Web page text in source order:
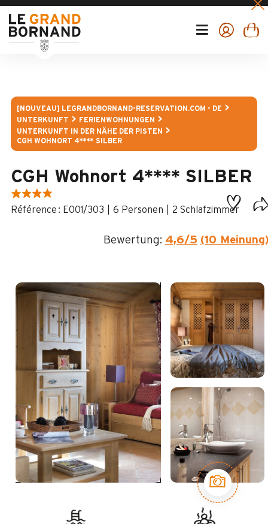
[NOUVEAU] LEGRANDBORNAND-RESERVATION.COM - DE
UNTERKUNFT
FERIENWOHNUNGEN
UNTERKUNFT IN DER NÄHE DER PISTEN
CGH WOHNORT 4**** SILBER
CGH Wohnort 4**** SILBER
: E001/303 6 Personen 2 Schlafzimmer
Bewertung: 4,6/5 (10